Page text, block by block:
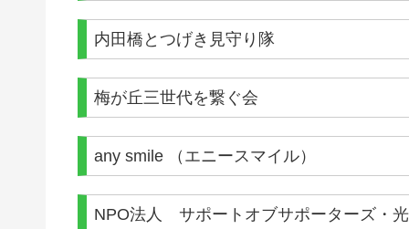
内田橋とつげき見守り隊
梅が丘三世代を繋ぐ会
any smile （エニースマイル）
NPO法人 サポートオブサポーターズ・光